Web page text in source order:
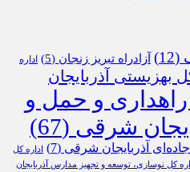
(12) آزادراه تبریز زنجان (5)
اداره
بهزیستی آذربایجان
راهداری و حمل و
شرقی (67)
آذربایجان شرقی (7)
اداره کل
کل نوسازی، توسعه و تجهیز مدارس آذربایجان